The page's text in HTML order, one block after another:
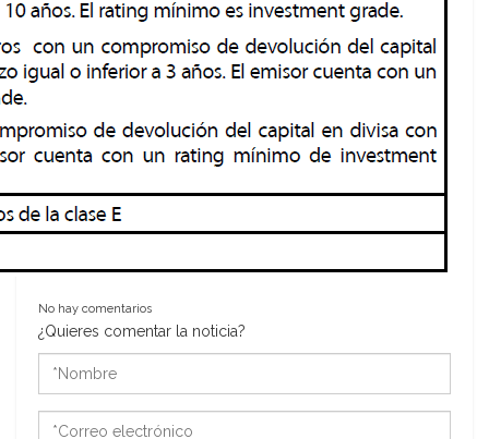
No hay comentarios
¿Quieres comentar la noticia?